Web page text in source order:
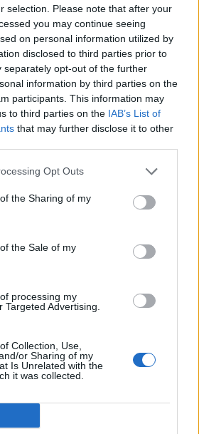
selection. Please note that after your
you may continue seeing
on personal information utilized by
disclosed to third parties prior to
separately opt-out of the further
information by third parties on the
participants. This information may
to third parties on the IAB’s List of
that may further disclose it to other
Opt Outs
the Sharing of my
the Sale of my
processing my
Targeted Advertising.
Collection, Use,
or Sharing of my
Is Unrelated with the
it was collected.
uno dei nostri agenti. È
e disponibile 24/7.
: Una volta effettuata la
riceverai una conferma
email o SMS con tutti i dettagli
come l’orario e il luogo.
: Il giorno
a tutte le tue domande e
informazioni di cui hai bisogno.
up
domande o suggerimenti.
di ulteriori appuntamenti o
siamo sempre pronti a
servizio, non dovrai più
manualmente gli appuntamenti
continuamente. Noi ci occupiamo